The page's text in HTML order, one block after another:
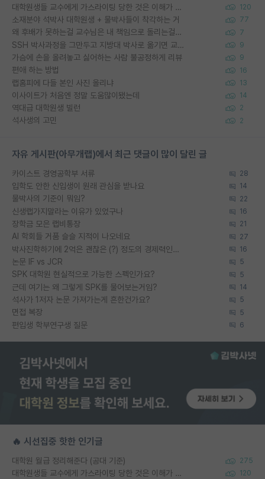
대학원생들 교수에게 가스라이팅 당한 것은 이해가 갑니다. 안타깝네요. 120
소재분야 석박사 대학원생 + 물박사들이 착각하는 거 77
왜 후배가 못하는걸 교수님은 내 책임으로 돌리는걸까요? 7
SSH 박사과정을 그만두고 지방대 박사로 옮기면 교수의 꿈은 끝일까요? 9
가슴에 손을 올려놓고 싫어하는 사람 불공정하게 리뷰 9
편애 하는 방법 16
랩홈피에 다들 본인 사진 올리냐 13
이사이트가 처음엔 정말 도움많이됐는데 14
역대급 대학원생 빌런 2
석사생의 고민 2
자유 게시판(아무개랩)에서 최근 댓글이 많이 달린 글
카이스트 경영공학부 서류 28
입학도 안한 신입생이 원래 관심을 받나요 14
물박사의 기준이 뭐임? 22
신생랩가지말라는 이유가 있었구나 16
장학금 모은 랩비통장 21
AI 학회들 거품 슬슬 지적이 나오네요 27
박사진학하기에 2억은 괜찮은 (?) 정도의 경제력인가요 16
논문 IF vs JCR 5
SPK 대학원 현실적으로 가능한 스펙인가요? 5
근데 여기는 왜 그렇게 SPK를 물어보는거임? 14
석사가 1저자 논문 가져가는게 흔한건가요? 5
면접 복장 5
편입생 학부연구생 질문 6
🔥 시선집중 핫한 인기글
대학원 월급 정리해준다 (공대 기준) 275
대학원생들 교수에게 가스라이팅 당한 것은 이해가 갑니다. 안타깝네요. 120